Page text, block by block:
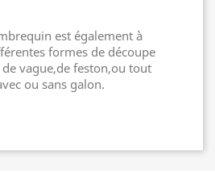
est également à
formes de découpe
vague,de feston,ou tout
ou sans galon.